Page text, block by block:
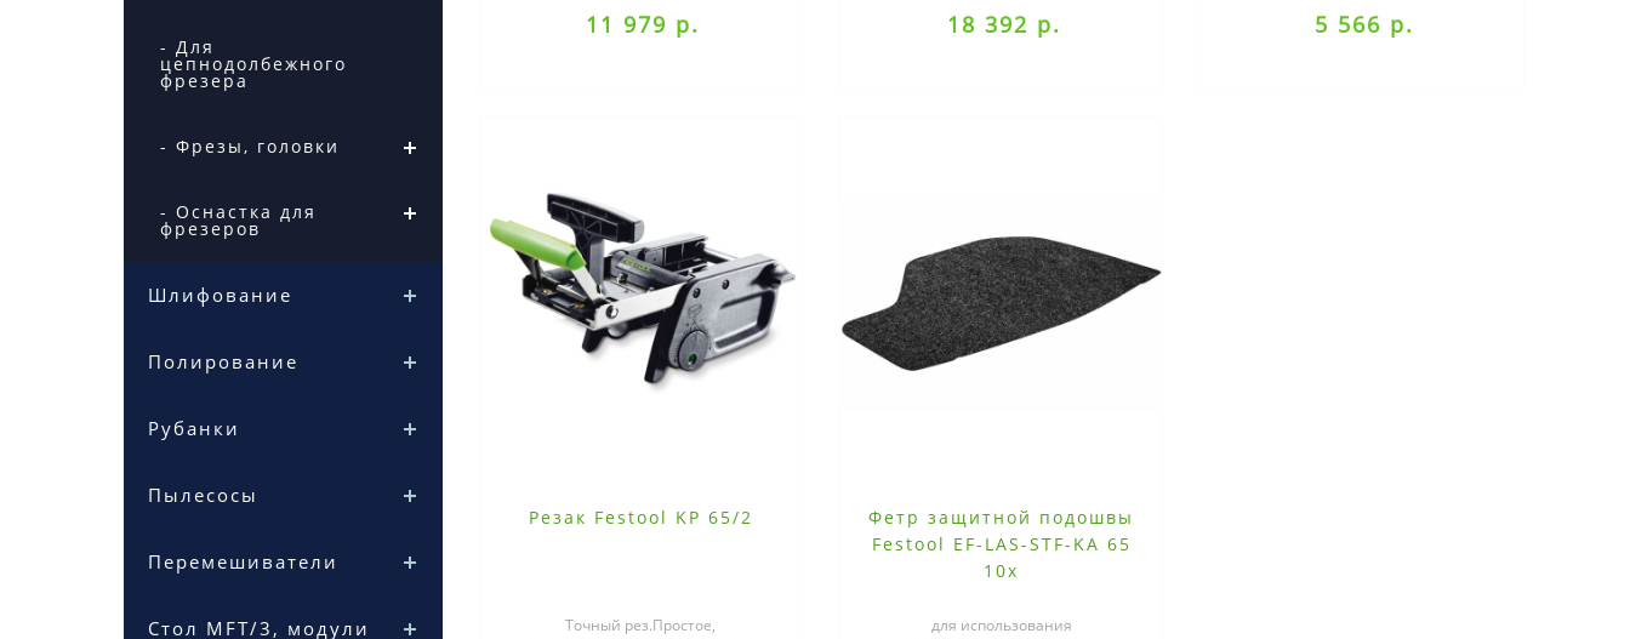
- Для
цепнодолбежного
фрезера
- Фрезы, головки
- Оснастка для
фрезеров
Шлифование
Полирование
Рубанки
Пылесосы
Перемешиватели
Стол MFT/3, модули
65уверенное ведение ..
11 979 р.
установку кромочного аппл..
18 392 р.
кромкооблицовочного с..
5 566 р.
Резак Festool KP 65/2
Точный рез.Простое,
Фетр защитной подошвы
Festool EF-LAS-STF-KA 65
10x
для использования